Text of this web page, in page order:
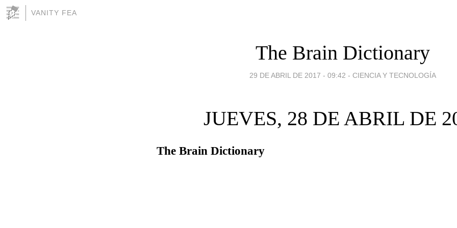
VANITY FEA
The Brain Dictionary
29 DE ABRIL DE 2017 - 09:42 - CIENCIA Y TECNOLOGÍA
JUEVES, 28 DE ABRIL DE
The Brain Dictionary